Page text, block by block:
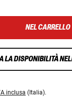
NEL CARRELLO
LA DISPONIBILITÀ
inclusa (Italia).